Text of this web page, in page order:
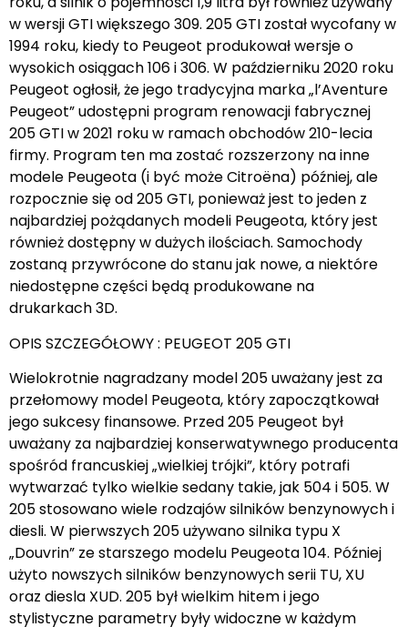
w wersji GTI większego 309. 205 GTI został wycofany w
1994 roku, kiedy to Peugeot produkował wersje o
wysokich osiągach 106 i 306. W październiku 2020 roku
Peugeot ogłosił, że jego tradycyjna marka „l’Aventure
Peugeot” udostępni program renowacji fabrycznej
205 GTI w 2021 roku w ramach obchodów 210-lecia
firmy. Program ten ma zostać rozszerzony na inne
modele Peugeota (i być może Citroëna) później, ale
rozpocznie się od 205 GTI, ponieważ jest to jeden z
najbardziej pożądanych modeli Peugeota, który jest
również dostępny w dużych ilościach. Samochody
zostaną przywrócone do stanu jak nowe, a niektóre
niedostępne części będą produkowane na
drukarkach 3D.
OPIS SZCZEGÓŁOWY : PEUGEOT 205 GTI
Wielokrotnie nagradzany model 205 uważany jest za
przełomowy model Peugeota, który zapoczątkował
jego sukcesy finansowe. Przed 205 Peugeot był
uważany za najbardziej konserwatywnego producenta
spośród francuskiej „wielkiej trójki”, który potrafi
wytwarzać tylko wielkie sedany takie, jak 504 i 505. W
205 stosowano wiele rodzajów silników benzynowych i
diesli. W pierwszych 205 używano silnika typu X
„Douvrin” ze starszego modelu Peugeota 104. Później
użyto nowszych silników benzynowych serii TU, XU
oraz diesla XUD. 205 był wielkim hitem i jego
stylistyczne parametry były widoczne w każdym